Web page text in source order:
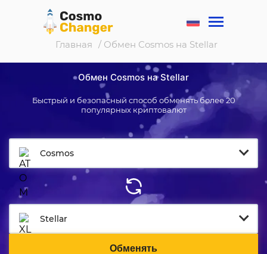
Главная / Обмен Cosmos на Stellar
Обмен Cosmos на Stellar
Быстрый и безопасный способ обменять более 20
популярных криптовалют
Cosmos
Stellar
Обменять